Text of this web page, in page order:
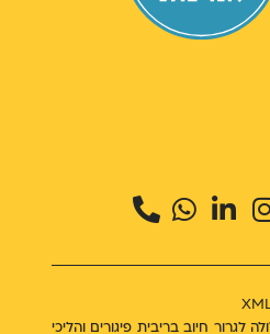
התשלומים עלולה לגרור חיוב בריבית פיגורים והליכי